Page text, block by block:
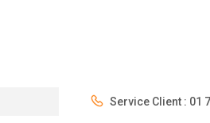
Service Client : 01